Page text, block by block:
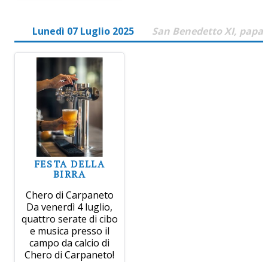
Lunedì 07 Luglio 2025 San Benedetto XI, papa
FESTA DELLA
BIRRA
Chero di Carpaneto
Da venerdì 4 luglio,
quattro serate di cibo
e musica presso il
campo da calcio di
Chero di Carpaneto!